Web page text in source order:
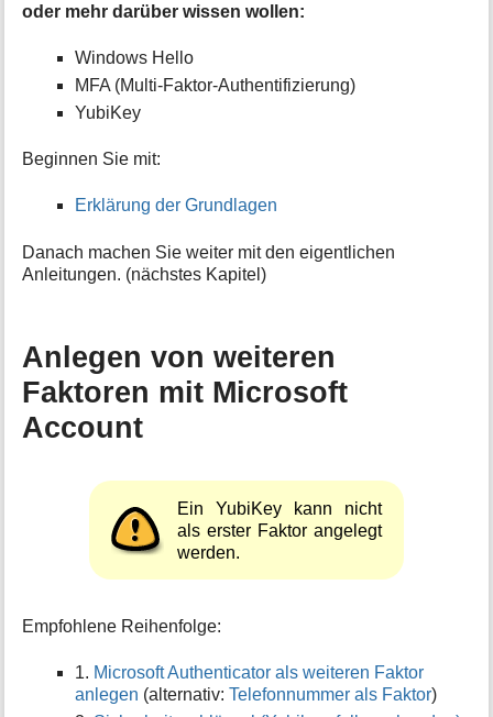
oder mehr darüber wissen wollen:
Windows Hello
MFA (Multi-Faktor-Authentifizierung)
YubiKey
Beginnen Sie mit:
Erklärung der Grundlagen
Danach machen Sie weiter mit den eigentlichen
Anleitungen. (nächstes Kapitel)
Anlegen von weiteren
Faktoren mit Microsoft
Account
Ein YubiKey kann nicht
als erster Faktor angelegt
werden.
Empfohlene Reihenfolge:
1. Microsoft Authenticator als weiteren Faktor
anlegen (alternativ:Telefonnummer als Faktor)